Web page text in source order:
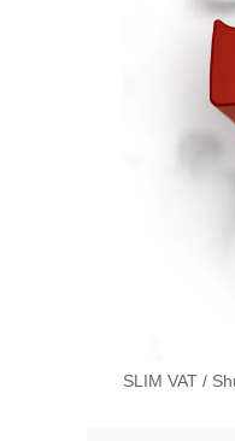
SLIM VAT /